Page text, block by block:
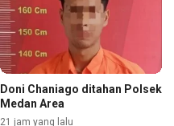
Doni Chaniago ditahan Polsek
Medan Area
21 jam yang lalu